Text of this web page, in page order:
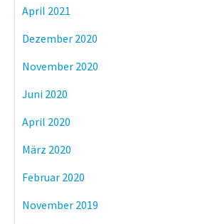
April 2021
Dezember 2020
November 2020
Juni 2020
April 2020
März 2020
Februar 2020
November 2019